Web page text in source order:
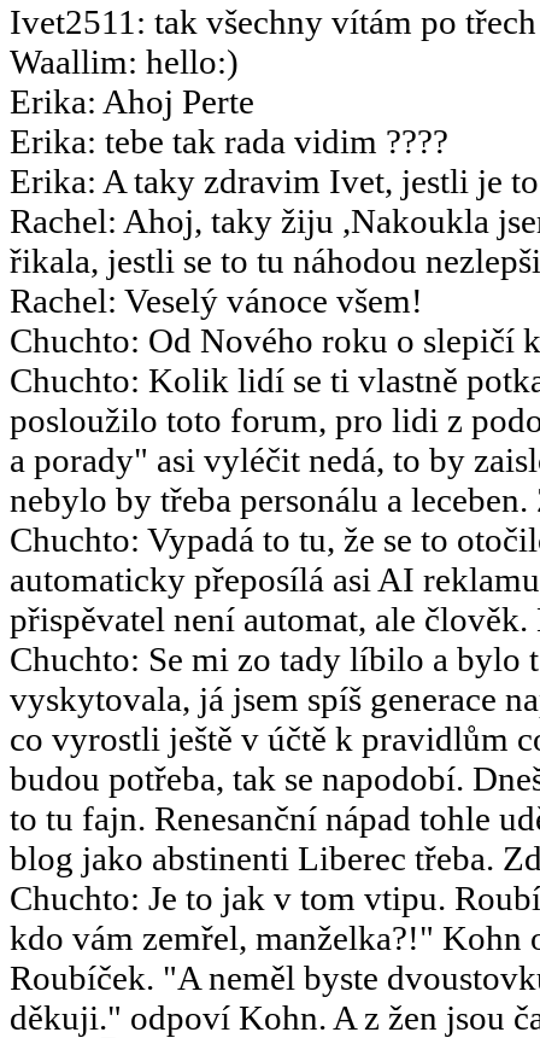
Ivet2511 : tak všechny vítám po
Waallim: hello:)
Erika: Ahoj Perte
Erika: tebe tak rada vidim ????
Erika: A taky zdravim Ivet, jestli je
Rachel: Ahoj, taky žiju ,Nakoukla
řikala, jestli se to tu náhodou
Rachel: Veselý vánoce všem!
Chuchto: Od Nového roku o slepičí
Chuchto: Kolik lidí se ti vlastně
posloužilo toto forum, pro lidi z
a porady" asi vyléčit nedá, to by
nebylo by třeba personálu a
Chuchto: Vypadá to tu, že se to
automaticky přeposílá asi AI
přispěvatel není automat, ale
Chuchto: Se mi zo tady líbilo a bylo
vyskytovala, já jsem spíš generace
co vyrostli ještě v účtě k pravidlům
budou potřeba, tak se napodobí.
to tu fajn. Renesanční nápad tohle
blog jako abstinenti Liberec třeba.
Chuchto: Je to jak v tom vtipu.
kdo vám zemřel, manželka?!"
Roubíček. "A neměl byste
děkuji." odpoví Kohn. A z žen jsou